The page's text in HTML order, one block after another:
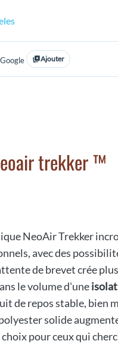
Ajouter
trekker ™
NeoAir Trekker
avec des
de brevet crée
le volume d'une
de repos stable, bien
solide
pour ceux qui